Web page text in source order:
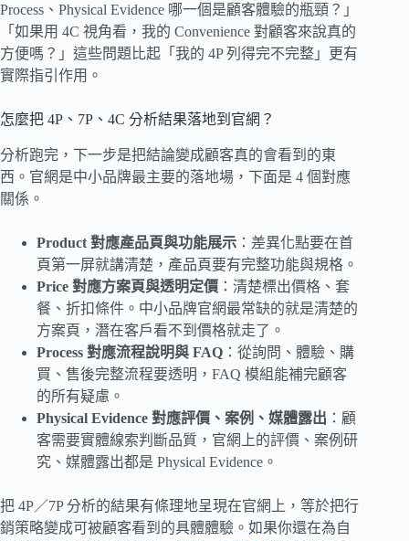
Process、Physical Evidence 哪一個是顧客體驗的瓶頸？」
「如果用 4C 視角看，我的 Convenience 對顧客來說真的
方便嗎？」這些問題比起「我的 4P 列得完不完整」更有
實際指引作用。
怎麼把 4P、7P、4C 分析結果落地到官網？
分析跑完，下一步是把結論變成顧客真的會看到的東
西。官網是中小品牌最主要的落地場，下面是 4 個對應
關係。
Product 對應產品頁與功能展示 ：差異化點要在首
頁第一屏就講清楚，產品頁要有完整功能與規格。
Price 對應方案頁與透明定價 ：清楚標出價格、套
餐、折扣條件。中小品牌官網最常缺的就是清楚的
方案頁，潛在客戶看不到價格就走了。
Process 對應流程說明與 FAQ ：從詢問、體驗、購
買、售後完整流程要透明，FAQ 模組能補完顧客
的所有疑慮。
Physical Evidence 對應評價、案例、媒體露出 ：顧
客需要實體線索判斷品質，官網上的評價、案例研
究、媒體露出都是 Physical Evidence。
把 4P／7P 分析的結果有條理地呈現在官網上，等於把行
銷策略變成可被顧客看到的具體體驗。如果你還在為自